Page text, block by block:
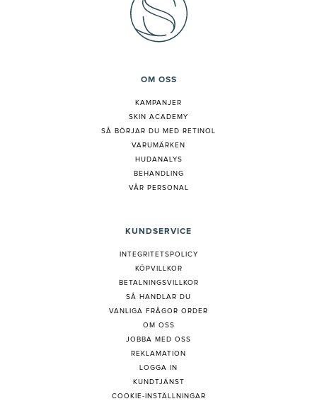
OM OSS
KAMPANJER
SKIN ACADEMY
SÅ BÖRJAR DU MED RETINOL
VARUMÄRKEN
HUDANALYS
BEHANDLING
VÅR PERSONAL
KUNDSERVICE
INTEGRITETSPOLICY
KÖPVILLKOR
BETALNINGSVILLKOR
SÅ HANDLAR DU
VANLIGA FRÅGOR ORDER
OM OSS
JOBBA MED OSS
REKLAMATION
LOGGA IN
KUNDTJÄNST
COOKIE-INSTÄLLNINGAR